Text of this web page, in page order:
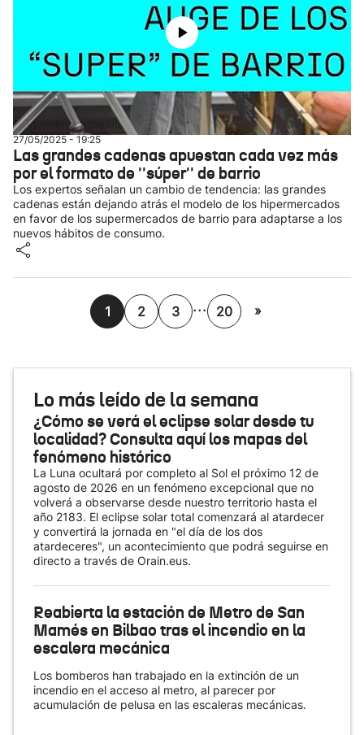
27/05/2025 - 19:25
Las grandes cadenas apuestan cada vez más
por el formato de ''súper'' de barrio
Los expertos señalan un cambio de tendencia: las grandes
cadenas están dejando atrás el modelo de los hipermercados
en favor de los supermercados de barrio para adaptarse a los
nuevos hábitos de consumo.
1 2 3 ... 20 »
Lo más leído de la semana
¿Cómo se verá el eclipse solar desde tu
localidad? Consulta aquí los mapas del
fenómeno histórico
La Luna ocultará por completo al Sol el próximo 12 de
agosto de 2026 en un fenómeno excepcional que no
volverá a observarse desde nuestro territorio hasta el
año 2183. El eclipse solar total comenzará al atardecer
y convertirá la jornada en "el día de los dos
atardeceres", un acontecimiento que podrá seguirse en
directo a través de Orain.eus.
Reabierta la estación de Metro de San
Mamés en Bilbao tras el incendio en la
escalera mecánica
Los bomberos han trabajado en la extinción de un
incendio en el acceso al metro, al parecer por
acumulación de pelusa en las escaleras mecánicas.